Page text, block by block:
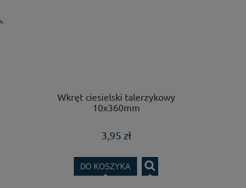
Wkręt ciesielski talerzykowy
10x360mm
3,95 zł
DO KOSZYKA